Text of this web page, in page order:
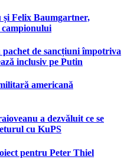
Felix Baumgartner,
de sancțiuni împotriva
inclusiv pe Putin
americană
a dezvăluit ce se
cu KuPS
pentru Peter Thiel